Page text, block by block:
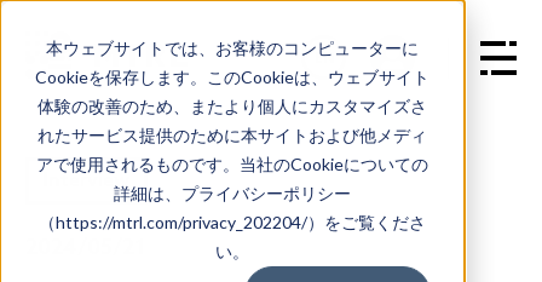
本ウェブサイトでは、お客様のコンピューターに
Cookieを保存します。このCookieは、ウェブサイト
体験の改善のため、またより個人にカスタマイズさ
れたサービス提供のために本サイトおよび他メディ
アで使用されるものです。当社のCookieについての
詳細は、プライバシーポリシー
（https://mtrl.com/privacy_202204/）をご覧くださ
い。
EN
Interview